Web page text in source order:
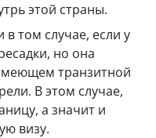
этой страны.
том случае, если у
но она
транзитной
В этом случае,
а значит и
визу.